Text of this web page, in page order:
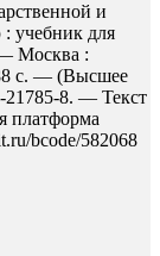
и
учебник для
Москва :
с. — (Высшее
21785-8. — Текст
платформа
bcode/582068